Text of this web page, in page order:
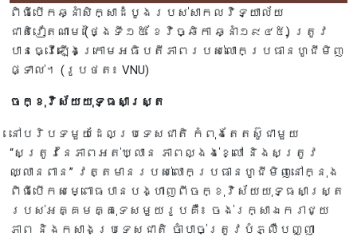
ពិធីបើកឆ្នាំសិក្សាដំបូងរបស់សាកលវិទ្យាល័យ
ជាតិវៀតណាម (ថ្ងៃទី១៥ ខែវិច្ឆិកា ឆ្នាំ១៩៤៥) ត្រូវ
បានធ្វើឡើងក្រោមអធិបតីភាពរបស់លោកប្រធានហូជីមិញ
ផ្ទាល់។ (រូបថត៖ VNU)
ចក្ខុវិស័យយុទ្ធសាស្ត្រ
នៅបរិបទមួយដែលប្រទេសជាតិ កំពុងតែ​តស៊ូជាមួយ
“សត្រូវនៃភាពអត់ឃ្លាន ភាពល្ងង់ខ្លៅ និងសត្រូវ
ឈ្លានពាន” វត្តមានរបស់លោកប្រធានហូជីមិញនៅក្នុង
ពិធីបើកសម្ពោធបានបង្ហាញពីចក្ខុវិស័យយុទ្ធសាស្ត្រ
របស់អគ្គមគ្គុទេសមួយរូបគឺ៖ ចង់រក្សាឯករាជ្យ
ភាព និងកសាងប្រទេសជាតិ ចាំបាច់ត្រូវបំភ្លឺបញ្ញា